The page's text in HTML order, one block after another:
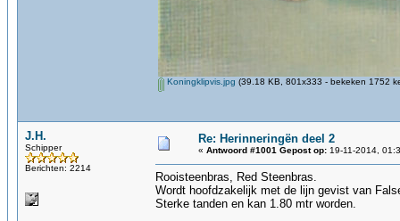
Koningklipvis.jpg (39.18 KB, 801x333 - bekeken 1752
J.H.
Schipper
Berichten: 2214
Re: Herinneringën deel 2
« Antwoord #1001 Gepost op: 19-11-2014,
Rooisteenbras, Red Steenbras.
Wordt hoofdzakelijk met de lijn gevist van
Sterke tanden en kan 1.80 mtr worden.